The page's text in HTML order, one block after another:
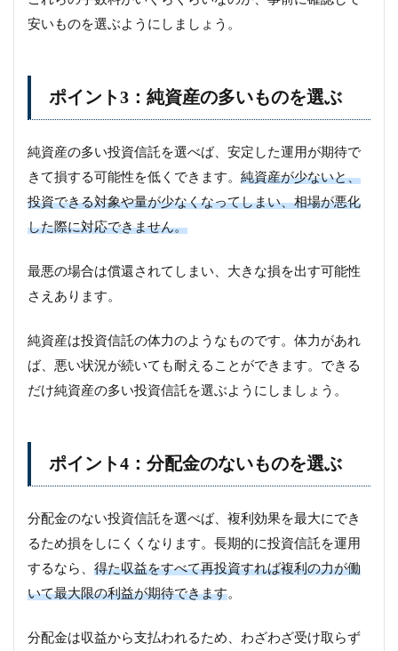
安いものを選ぶようにしましょう。
ポイント3：純資産の多いものを選ぶ
純資産の多い投資信託を選べば、安定した運用が期待で
きて損する可能性を低くできます。 純資産が少ないと、
投資できる対象や量が少なくなってしまい、相場が悪化
した際に対応できません。
最悪の場合は償還されてしまい、大きな損を出す可能性
さえあります。
純資産は投資信託の体力のようなものです。体力があれ
ば、悪い状況が続いても耐えることができます。できる
だけ純資産の多い投資信託を選ぶようにしましょう。
ポイント4：分配金のないものを選ぶ
分配金のない投資信託を選べば、複利効果を最大にでき
るため損をしにくくなります。長期的に投資信託を運用
するなら、 得た収益をすべて再投資すれば複利の力が働
いて最大限の利益が期待できます。
分配金は収益から支払われるため、わざわざ受け取らず